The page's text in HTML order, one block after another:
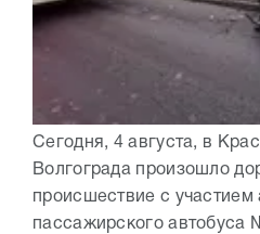
Сегодня, 4 августа, в
Волгограда произошло
происшествие с участием
пассажирского автобуса